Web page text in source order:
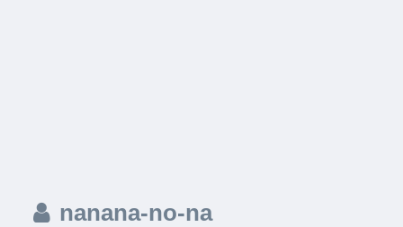
nanana-no-na